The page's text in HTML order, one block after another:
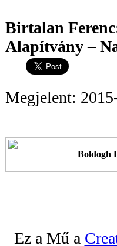
Birtalan
Alapítvány –
Megjelent:
Boldogh
Ez a Mű a